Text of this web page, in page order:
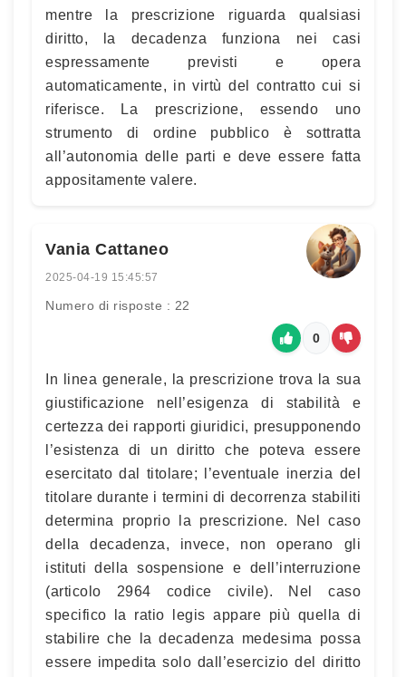
mentre la prescrizione riguarda qualsiasi
diritto, la decadenza funziona nei casi
espressamente previsti e opera
automaticamente, in virtù del contratto cui si
riferisce. La prescrizione, essendo uno
strumento di ordine pubblico è sottratta
all’autonomia delle parti e deve essere fatta
appositamente valere.
Vania Cattaneo
2025-04-19 15:45:57
Numero di risposte : 22
0
In linea generale, la prescrizione trova la sua
giustificazione nell’esigenza di stabilità e
certezza dei rapporti giuridici, presupponendo
l’esistenza di un diritto che poteva essere
esercitato dal titolare; l’eventuale inerzia del
titolare durante i termini di decorrenza stabiliti
determina proprio la prescrizione. Nel caso
della decadenza, invece, non operano gli
istituti della sospensione e dell’interruzione
(articolo 2964 codice civile). Nel caso
specifico la ratio legis appare più quella di
stabilire che la decadenza medesima possa
essere impedita solo dall’esercizio del diritto